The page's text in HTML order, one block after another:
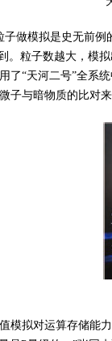
做模拟是史无前
。粒子数越大，模
了“天河二号”全系
子与暗物质的比对来
模拟对运算存储能